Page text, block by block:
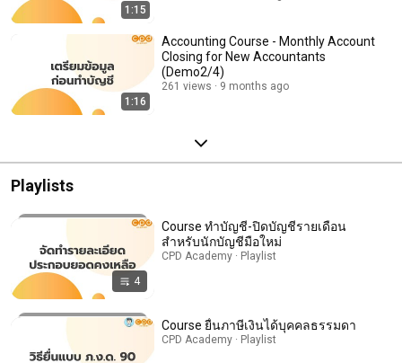
1:15
1:16
Accounting Course - Monthly Account
Closing for New Accountants
(Demo2/4)
261 views 9 months ago
Playlists
4
Course ทำบัญชี-ปิดบัญชีรายเดือน
สำหรับนักบัญชีมือใหม่
CPD Academy · Playlist
Course ยื่นภาษีเงินได้บุคคลธรรมดา
CPD Academy · Playlist